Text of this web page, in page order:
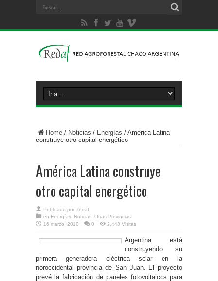
Home / Noticias / Energías / América Latina
construye otro capital energético
América Latina construye
otro capital energético
Publicado por: redaf
en Energías Noticias Otras Provincias
16 marzo, 2010
0 2,443 Visitas
Argentina está
construyendo su
primera generadora eléctrica solar en la
noroccidental provincia de San Juan. El proyecto
prevé la fabricación de paneles fotovoltaicos para